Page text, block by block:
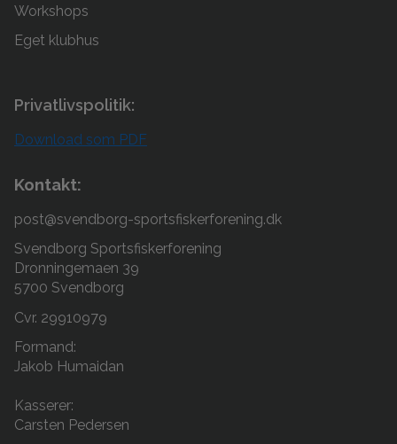
Workshops
Eget klubhus
Privatlivspolitik:
Download som PDF
Kontakt:
post@svendborg-sportsfiskerforening.dk
Svendborg Sportsfiskerforening
Dronningemaen 39
5700 Svendborg
Cvr. 29910979
Formand:
Jakob Humaidan
Kasserer:
Carsten Pedersen